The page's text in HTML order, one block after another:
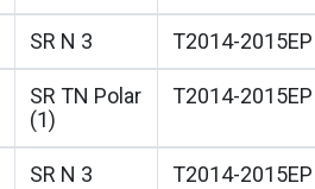
SR N 3 T2014-2015EP
SR TN Polar
(1)
T2014-2015EP
SR N 3 T2014-2015EP